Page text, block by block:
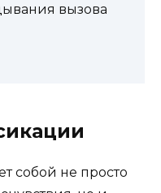
вызова
собой не просто